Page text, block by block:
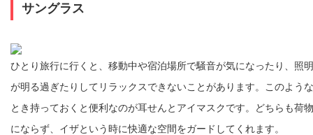
サングラス
ひとり旅行に行くと、移動中や宿泊場所で騒音が気になったり、照明
が明る過ぎたりしてリラックスできないことがあります。このような
とき持っておくと便利なのが耳せんとアイマスクです。どちらも荷物
にならず、イザという時に快適な空間をガードしてくれます。